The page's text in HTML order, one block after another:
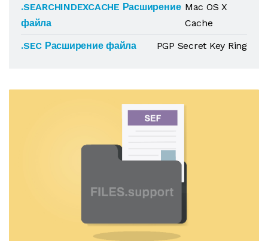
.SEARCHINDEXCACHE Расширение
файла
Mac OS X
Cache
.SEC Расширение файла
PGP Secret Key Ring